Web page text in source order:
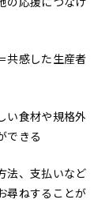
共感した生産者
い食材や規格外
できる
法、支払いなど
尋ねすることが